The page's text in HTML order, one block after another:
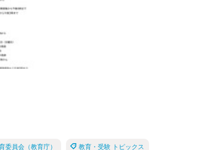
委員会（教育庁） 教育・受験 トピックス